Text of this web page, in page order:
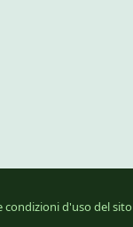
condizioni d'uso del sito